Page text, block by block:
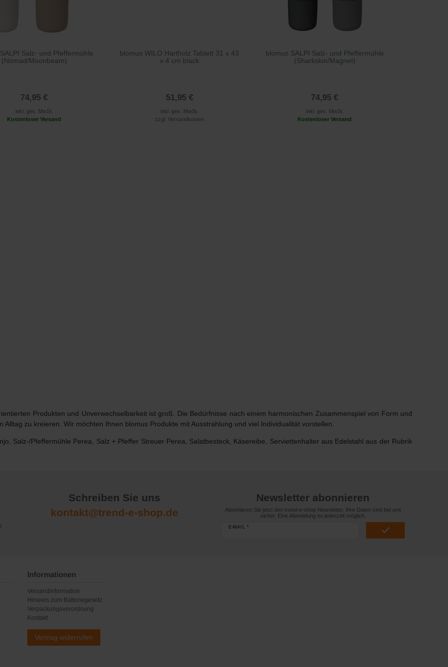
Salz- und Pfeffermühle
(Nomad/Moonbeam)
74,95 €
inkl. ges. MwSt.
Kostenloser Versand
blomus WILO Hartholz Tablett 31 x 43
x 4 cm black
51,95 €
inkl. ges. MwSt.
zzgl. Versandkosten
blomus SALPI Salz- und Pfeffermühle
(Sharkskin/Magnet)
74,95 €
inkl. ges. MwSt.
Kostenloser Versand
Produkten und Unverwechselbarkeit ist groß. Die Bedürfnisse nach einem harmonischen Zusammenspiel von Form und
Alltag zu kreieren. Wir möchten Ihnen blomus Produkte mit Ausstrahlung und viel Individualität vorstellen.
Salz-/Pfeffermühle Perea, Salz + Pfeffer Streuer Perea, Salatbesteck, Käsereibe, Serviettenhalter aus Edelstahl aus der Rubrik
Schreiben Sie uns
kontakt@trend-e-shop.de
Newsletter abonnieren
Abonnieren Sie jetzt den trend-e-shop Newsletter. Ihre Daten sind bei uns
sicher. Eine Abmeldung ist jederzeit möglich.
E-MAIL *
Informationen
Versandinformation
Hinweis zum Batteriegesetz
Verpackungsverordnung
Kontakt
Vertrag widerrufen